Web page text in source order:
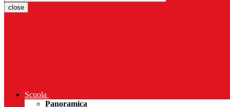
close
Scuola
Panoramica